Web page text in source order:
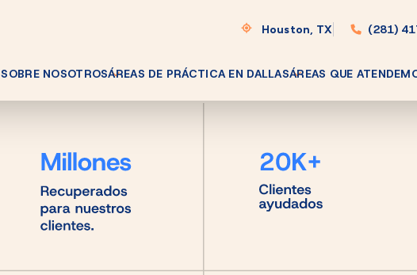
Houston, TX (281)
SOBRE NOSOTROSÁREAS DE PRÁCTICA EN DALLASÁREAS QUE